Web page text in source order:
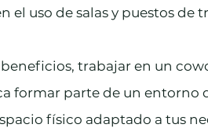
el uso de salas y puestos de
beneficios, trabajar en un
formar parte de un entorno
físico adaptado a tus